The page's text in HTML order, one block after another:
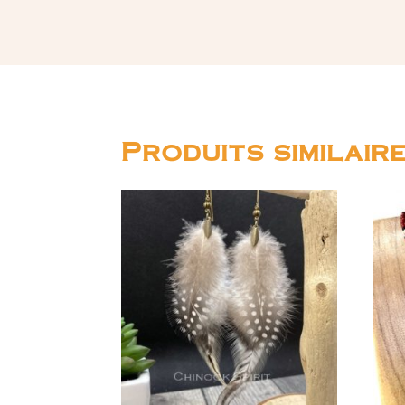
Produits